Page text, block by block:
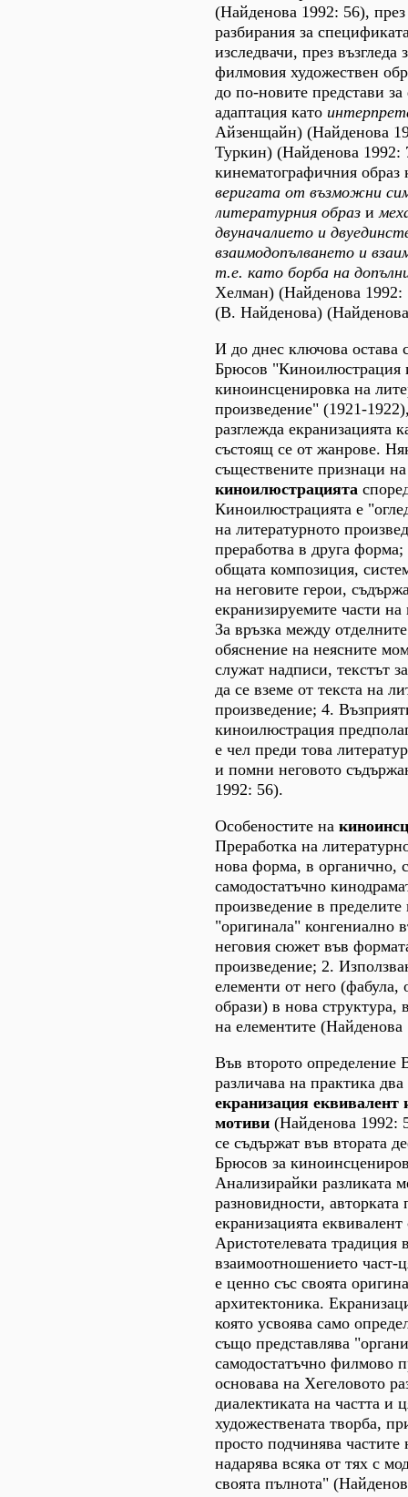
(Найденова 1992: 56), през
разбирания за
изследвачи, през възгледа
филмовия художествен
до по-новите представи
адаптация като
Айзенщайн) (Найденова
Туркин) (Найденова 1992:
кинематографичния образ
веригата от възможни
литературния образ и
двуначалието и
взаимодопълването и
т.е. като борба на
Хелман) (Найденова
(В. Найденова)
И до днес ключова остава
Брюсов "Киноилюстрация
киноинсценировка на
произведение" (1921-
разглежда екранизацията
състоящ се от жанрове.
съществените признаци на
киноилюстрацията
Киноилюстрацията е
на литературното
преработва в друга
общата композиция,
на неговите герои,
екранизируемите части
За връзка между
обяснение на неясните
служат надписи, текстът
да се вземе от текста на
произведение; 4.
киноилюстрация
е чел преди това
и помни неговото
1992: 56).
Особеностите на
Преработка на
нова форма, в органично,
самодостатъчно
произведение в пределите
"оригинала" конгениално
неговия сюжет във
произведение; 2.
елементи от него (фабула,
образи) в нова структура,
на елементите
Във второто определение
различава на практика
екранизация еквивалент
мотиви (Найденова 1992:
се съдържат във втората
Брюсов за
Анализирайки разликата
разновидности, авторката
екранизацията
Аристотелевата традиция
взаимоотношението част-
е ценно със своята
архитектоника.
която усвоява само
също представлява
самодостатъчно филмово
основава на Хегеловото
диалектиката на частта и
художествената творба,
просто подчинява частите
надарява всяка от тях с
своята пълнота"